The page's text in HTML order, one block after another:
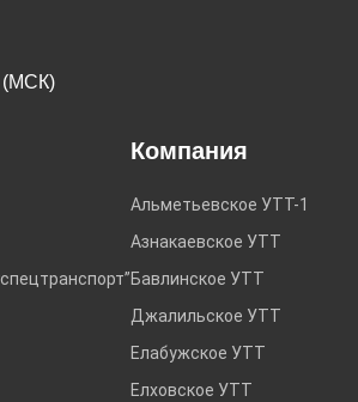
(МСК)
Компания
Альметьевское УТТ-1
Азнакаевское УТТ
Бавлинское УТТ
Джалильское УТТ
Елабужское УТТ
Елховское УТТ